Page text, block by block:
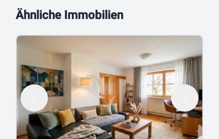
Ähnliche Immobilien